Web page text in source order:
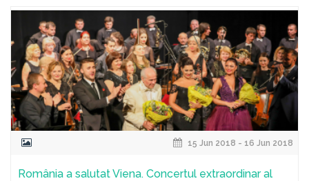
15 Jun 2018 - 16 Jun 2018
România a salutat Viena. Concertul extraordinar al